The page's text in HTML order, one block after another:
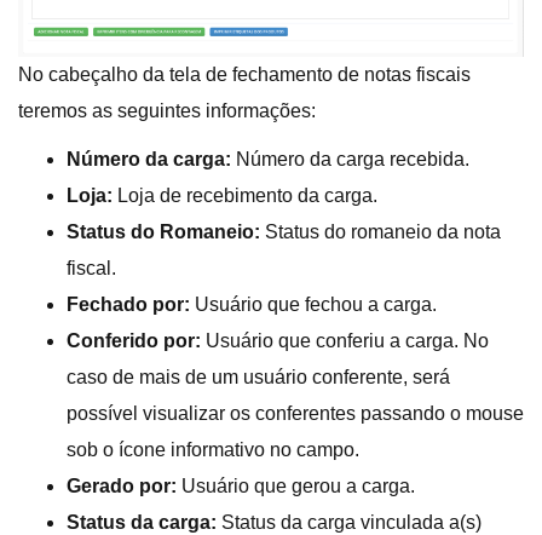
No cabeçalho da tela de fechamento de notas fiscais
teremos as seguintes informações:
Número da carga: Número da carga recebida.
Loja: Loja de recebimento da carga.
Status do Romaneio: Status do romaneio da nota
fiscal.
Fechado por: Usuário que fechou a carga.
Conferido por: Usuário que conferiu a carga. No
caso de mais de um usuário conferente, será
possível visualizar os conferentes passando o mouse
sob o ícone informativo no campo.
Gerado por: Usuário que gerou a carga.
Status da carga: Status da carga vinculada a(s)